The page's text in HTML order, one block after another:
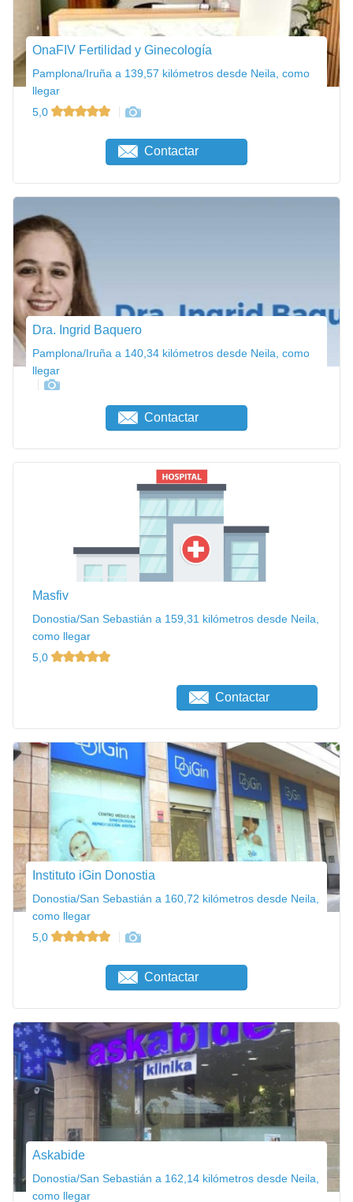
OnaFIV Fertilidad y Ginecología
Pamplona/Iruña a 139,57 kilómetros desde Neila, como
llegar
5,0
Contactar
Dra. Ingrid Baquero
Pamplona/Iruña a 140,34 kilómetros desde Neila, como
llegar
Contactar
Masfiv
Donostia/San Sebastián a 159,31 kilómetros desde Neila,
como llegar
5,0
Contactar
Instituto iGin Donostia
Donostia/San Sebastián a 160,72 kilómetros desde Neila,
como llegar
5,0
Contactar
Askabide
Donostia/San Sebastián a 162,14 kilómetros desde Neila,
como llegar